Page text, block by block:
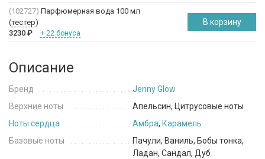
(102727) Парфюмерная вода 100 мл
(тестер)
3230 ₽ + 22 бонуса
В корзину
Описание
Бренд
Jenny Glow
Верхние ноты
Апельсин, Цитрусовые ноты
Ноты сердца
Амбра, Карамель
Базовые ноты
Пачули, Ваниль, Бобы тонка,
Ладан, Сандал, Дуб